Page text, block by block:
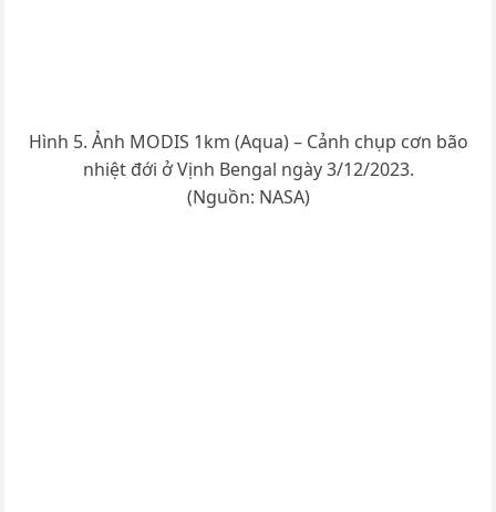
Hình 5. Ảnh MODIS 1km (Aqua) – Cảnh chụp cơn bão
nhiệt đới ở Vịnh Bengal ngày 3/12/2023.
(Nguồn: NASA)